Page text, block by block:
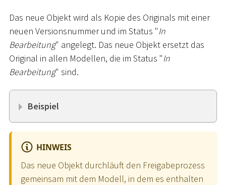
Das neue Objekt wird als Kopie des Originals mit einer
neuen Versionsnummer und im Status "In
Bearbeitung" angelegt. Das neue Objekt ersetzt das
Original in allen Modellen, die im Status "In
Bearbeitung" sind.
Beispiel
HINWEIS
Das neue Objekt durchläuft den Freigabeprozess
gemeinsam mit dem Modell, in dem es enthalten